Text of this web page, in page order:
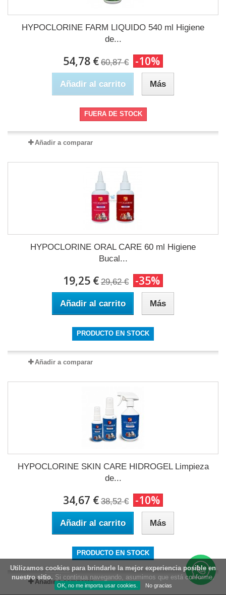
Utilizamos cookies para brindarle la mejor experiencia posible en
nuestro sitio. Si continua navegando, asumimos que está conforme.
OK, no me importa usar cookies. No gracias
HYPOCLORINE FARM LIQUIDO 540 ml Higiene
de...
54,78 € 60,87 € -10%
Añadir al carrito Más
FUERA DE STOCK
Añadir a comparar
HYPOCLORINE ORAL CARE 60 ml Higiene
Bucal...
19,25 € 29,62 € -35%
Añadir al carrito Más
PRODUCTO EN STOCK
Añadir a comparar
HYPOCLORINE SKIN CARE HIDROGEL Limpieza
de...
34,67 € 38,52 € -10%
Añadir al carrito Más
PRODUCTO EN STOCK
Añadir a comparar